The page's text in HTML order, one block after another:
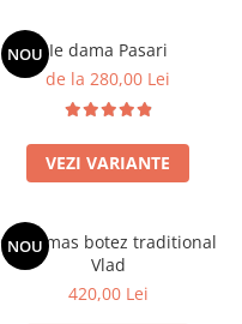
NOU Ie dama Pasari
de la 280,00 Lei
VEZI VARIANTE
NOU
Costumas botez traditional
Vlad
420,00 Lei